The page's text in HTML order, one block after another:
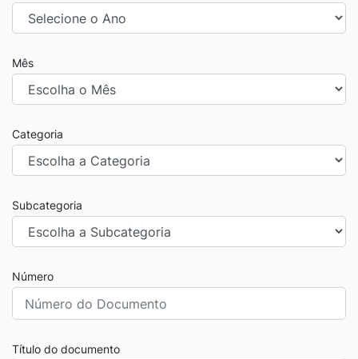
Mês
Categoria
Subcategoria
Número
Título do documento